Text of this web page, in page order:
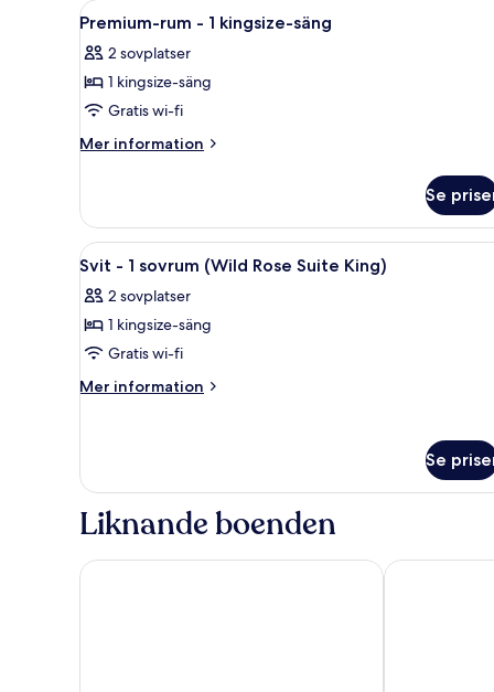
kingsize-
Öppna
alla
foton
för
Premium-
rum
kingsize-
säng
Ett hotellrum med en säng,
8
Premium-rum - 1 kingsize-säng
2 sovplatser
1 kingsize-säng
Gratis wi-fi
Mer information
Mer
rum
1
säng
Se
Öppna
alla
foton
för
Svit
-
Rose
Suite
King)
Ett hotellrum med en stor
11
Svit - 1 sovrum (Wild Rose Suite King)
2 sovplatser
1 kingsize-säng
Gratis wi-fi
Mer information
Mer
1
(Wild
Suite
Se
Liknande boenden
Hotel Rendale Washington DC Days Inn by